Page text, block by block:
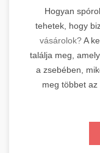
Hogyan
tehetek, hogy
vásárolok?A
találja meg,
a zsebében,
meg többet